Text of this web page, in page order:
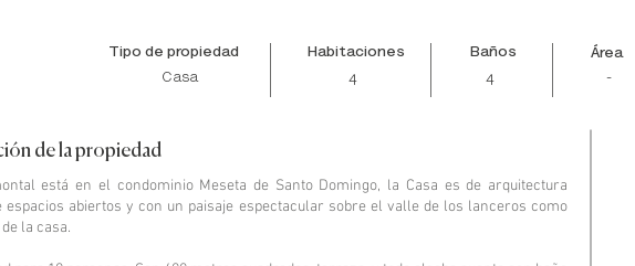
Tipo de propiedad
Casa
Habitaciones
4
Baños Área
4
-
de la propiedad
está en el condominio Meseta de Santo Domingo, la Casa es de arquitectura
espacios abiertos y con un paisaje espectacular sobre el valle de los lanceros como
la casa.